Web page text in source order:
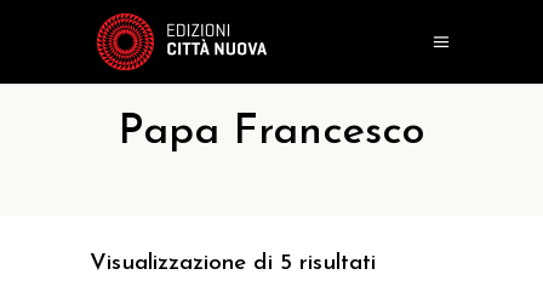
Papa Francesco
Visualizzazione di 5 risultati